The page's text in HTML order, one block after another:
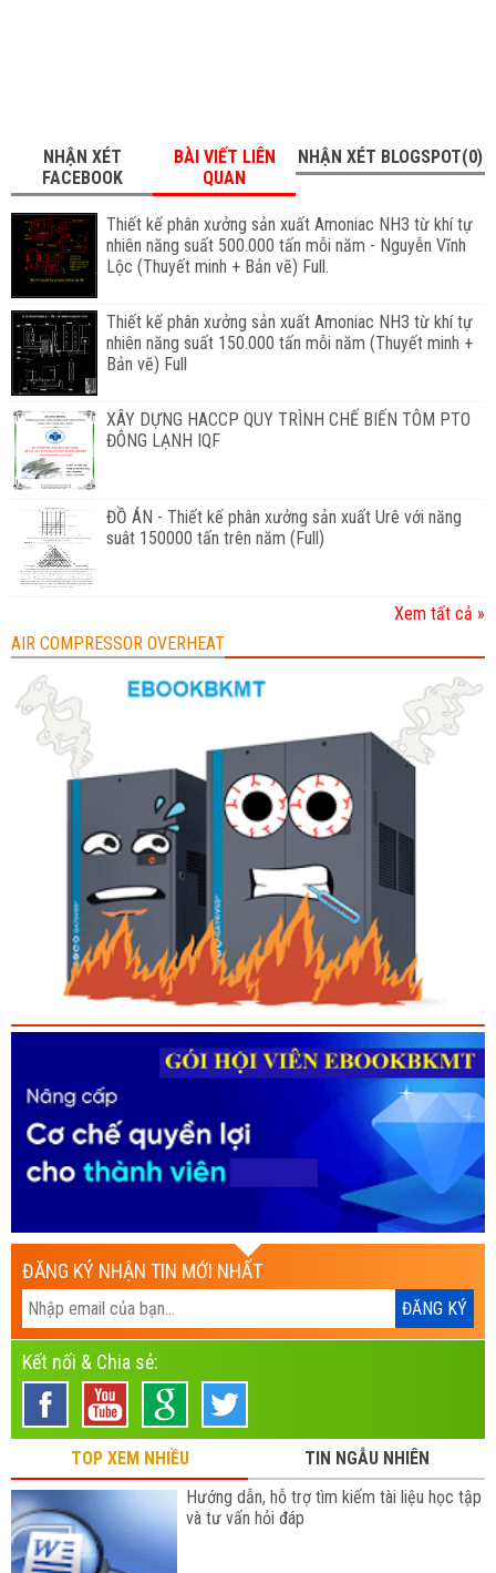
NHẬN XÉT
FACEBOOK
BÀI VIẾT LIÊN
QUAN
NHẬN XÉT BLOGSPOT(0)
Thiết kế phân xưởng sản xuất Amoniac NH3 từ khí tự
nhiên năng suất 500.000 tấn mỗi năm - Nguyễn Vĩnh
Lộc (Thuyết minh + Bản vẽ) Full.
Thiết kế phân xưởng sản xuất Amoniac NH3 từ khí tự
nhiên năng suất 150.000 tấn mỗi năm (Thuyết minh +
Bản vẽ) Full
XÂY DỰNG HACCP QUY TRÌNH CHẾ BIẾN TÔM PTO
ĐÔNG LẠNH IQF
ĐỒ ÁN - Thiết kế phân xưởng sản xuất Urê với năng
suât 150000 tấn trên năm (Full)
Xem tất cả »
AIR COMPRESSOR OVERHEAT
ĐĂNG KÝ NHẬN TIN MỚI NHẤT
Kết nối & Chia sẻ:
TOP XEM NHIỀU
TIN NGẪU NHIÊN
Hướng dẫn, hỗ trợ tìm kiếm tài liệu học tập
và tư vấn hỏi đáp